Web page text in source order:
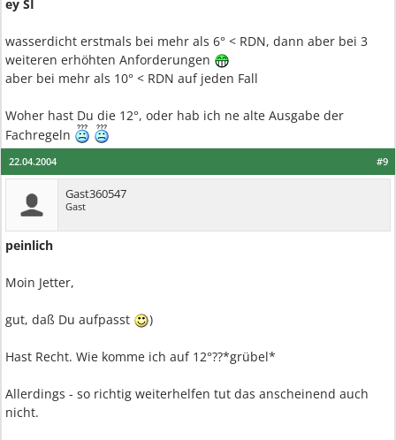
ey SI
wasserdicht erstmals bei mehr als 6° < RDN, dann aber bei 3
weiteren erhöhten Anforderungen
aber bei mehr als 10° < RDN auf jeden Fall
Woher hast Du die 12°, oder hab ich ne alte Ausgabe der
Fachregeln
#9
22.04.2004
Gast360547
Gast
peinlich
Moin Jetter,
gut, daß Du aufpasst )
Hast Recht. Wie komme ich auf 12°??*grübel*
Allerdings - so richtig weiterhelfen tut das anscheinend auch
nicht.